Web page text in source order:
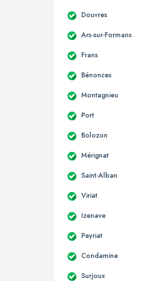
Douvres
Ars-sur-Formans
Frans
Bénonces
Montagnieu
Port
Bolozon
Mérignat
Saint-Alban
Viriat
Izenave
Peyriat
Condamine
Surjoux